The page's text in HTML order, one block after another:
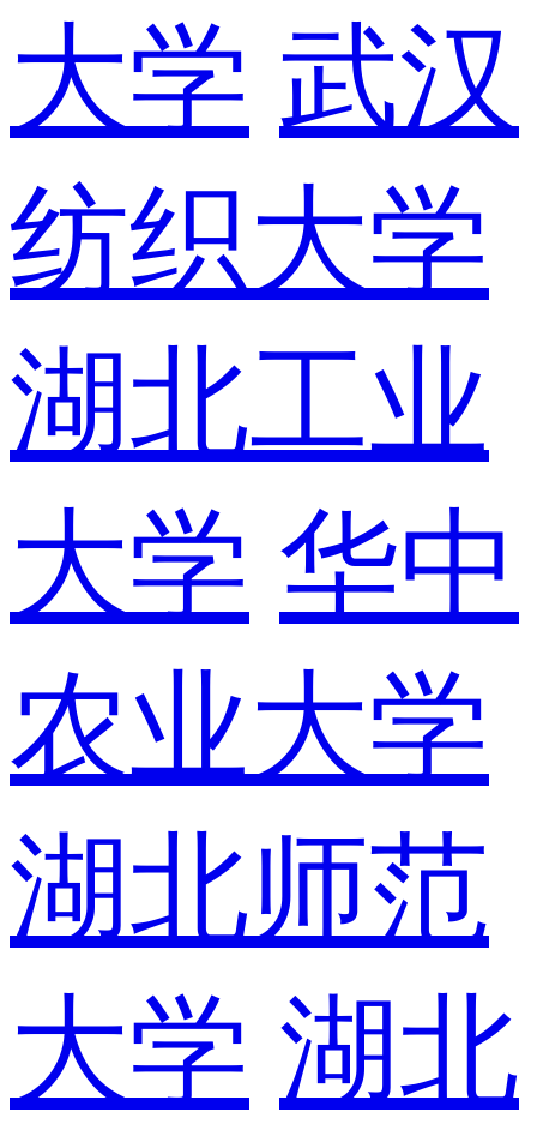
大学 武汉
纺织大学
湖北工业
大学 华中
农业大学
湖北师范
大学 湖北